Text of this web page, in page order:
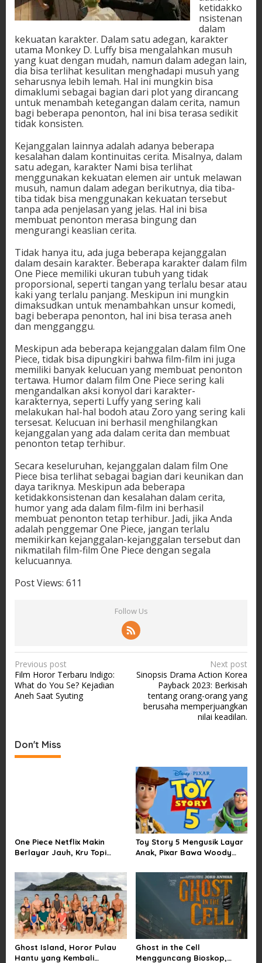
ketidakko
nsistenan
dalam
kekuatan karakter. Dalam satu adegan, karakter
utama Monkey D. Luffy bisa mengalahkan musuh
yang kuat dengan mudah, namun dalam adegan lain,
dia bisa terlihat kesulitan menghadapi musuh yang
seharusnya lebih lemah. Hal ini mungkin bisa
dimaklumi sebagai bagian dari plot yang dirancang
untuk menambah ketegangan dalam cerita, namun
bagi beberapa penonton, hal ini bisa terasa sedikit
tidak konsisten.
Kejanggalan lainnya adalah adanya beberapa
kesalahan dalam kontinuitas cerita. Misalnya, dalam
satu adegan, karakter Nami bisa terlihat
menggunakan kekuatan elemen air untuk melawan
musuh, namun dalam adegan berikutnya, dia tiba-
tiba tidak bisa menggunakan kekuatan tersebut
tanpa ada penjelasan yang jelas. Hal ini bisa
membuat penonton merasa bingung dan
mengurangi keaslian cerita.
Tidak hanya itu, ada juga beberapa kejanggalan
dalam desain karakter. Beberapa karakter dalam film
One Piece memiliki ukuran tubuh yang tidak
proporsional, seperti tangan yang terlalu besar atau
kaki yang terlalu panjang. Meskipun ini mungkin
dimaksudkan untuk menambahkan unsur komedi,
bagi beberapa penonton, hal ini bisa terasa aneh
dan mengganggu.
Meskipun ada beberapa kejanggalan dalam film One
Piece, tidak bisa dipungkiri bahwa film-film ini juga
memiliki banyak kelucuan yang membuat penonton
tertawa. Humor dalam film One Piece sering kali
mengandalkan aksi konyol dari karakter-
karakternya, seperti Luffy yang sering kali
melakukan hal-hal bodoh atau Zoro yang sering kali
tersesat. Kelucuan ini berhasil menghilangkan
kejanggalan yang ada dalam cerita dan membuat
penonton tetap terhibur.
Secara keseluruhan, kejanggalan dalam film One
Piece bisa terlihat sebagai bagian dari keunikan dan
daya tariknya. Meskipun ada beberapa
ketidakkonsistenan dan kesalahan dalam cerita,
humor yang ada dalam film-film ini berhasil
membuat penonton tetap terhibur. Jadi, jika Anda
adalah penggemar One Piece, jangan terlalu
memikirkan kejanggalan-kejanggalan tersebut dan
nikmatilah film-film One Piece dengan segala
kelucuannya.
Post Views: 611
Follow Us
P
o
s
a
v
i
o
n
Previous post
Film Horor Terbaru Indigo:
What do You Se? Kejadian
Aneh Saat Syuting
Next post
Sinopsis Drama Action Korea
Payback 2023: Berkisah
tentang orang-orang yang
berusaha memperjuangkan
nilai keadilan.
Don't Miss
One Piece Netflix Makin
Berlayar Jauh, Kru Topi
Toy Story 5 Mengusik Layar
Anak, Pixar Bawa Woody
Ghost Island, Horor Pulau
Hantu yang Kembali
Ghost in the Cell
Mengguncang Bioskop,